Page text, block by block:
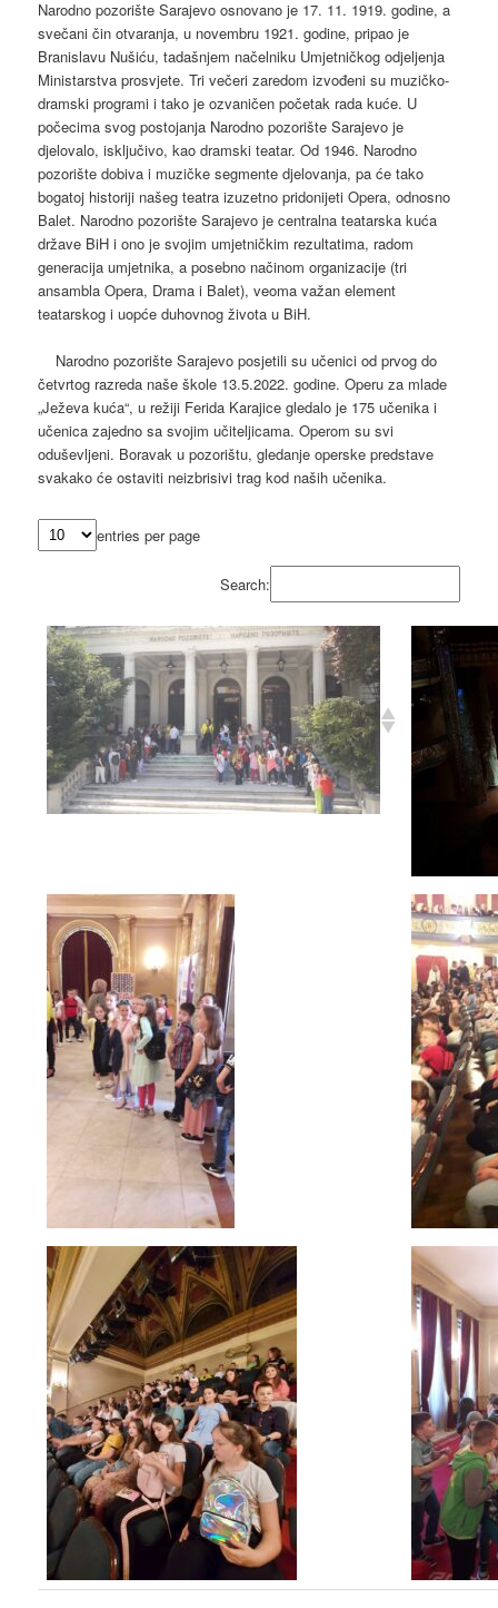
Narodno pozorište Sarajevo osnovano je 17. 11. 1919. godine, a
svečani čin otvaranja, u novembru 1921. godine, pripao je
Branislavu Nušiću, tadašnjem načelniku Umjetničkog odjeljenja
Ministarstva prosvjete. Tri večeri zaredom izvođeni su muzičko-
dramski programi i tako je ozvaničen početak rada kuće. U
počecima svog postojanja Narodno pozorište Sarajevo je
djelovalo, isključivo, kao dramski teatar. Od 1946. Narodno
pozorište dobiva i muzičke segmente djelovanja, pa će tako
bogatoj historiji našeg teatra izuzetno pridonijeti Opera, odnosno
Balet. Narodno pozorište Sarajevo je centralna teatarska kuća
države BiH i ono je svojim umjetničkim rezultatima, radom
generacija umjetnika, a posebno načinom organizacije (tri
ansambla Opera, Drama i Balet), veoma važan element
teatarskog i uopće duhovnog života u BiH.
Narodno pozorište Sarajevo posjetili su učenici od prvog do
četvrtog razreda naše škole 13.5.2022. godine. Operu za mlade
„Ježeva kuća“, u režiji Ferida Karajice gledalo je 175 učenika i
učenica zajedno sa svojim učiteljicama. Operom su svi
oduševljeni. Boravak u pozorištu, gledanje operske predstave
svakako će ostaviti neizbrisivi trag kod naših učenika.
entries per page
Search: